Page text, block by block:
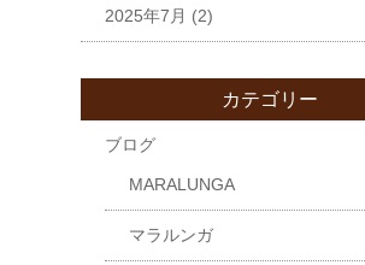
2025年7月 (2)
カテゴリー
ブログ
MARALUNGA
マラルンガ